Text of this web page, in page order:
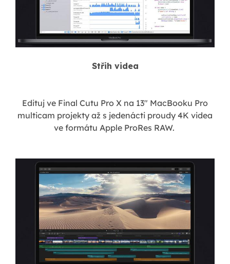
Střih videa
Edituj ve Final Cutu Pro X na 13" MacBooku Pro
multicam projekty až s jedenácti proudy 4K videa
ve formátu Apple ProRes RAW.